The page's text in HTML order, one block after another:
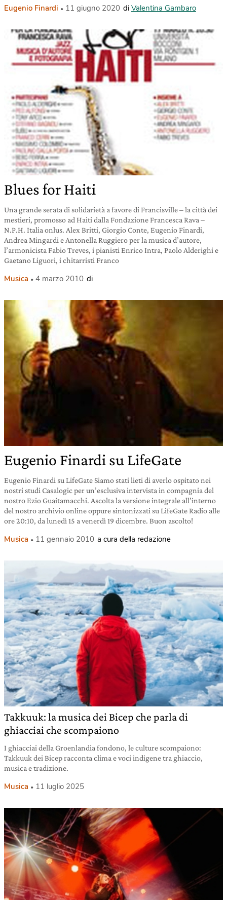
Eugenio Finardi 11 giugno 2020 di Valentina Gambaro
Blues for Haiti
Una grande serata di solidarietà a favore di Francisville – la città dei
mestieri, promosso ad Haiti dalla Fondazione Francesca Rava –
N.P.H. Italia onlus. Alex Britti, Giorgio Conte, Eugenio Finardi,
Andrea Mingardi e Antonella Ruggiero per la musica d’autore,
l’armonicista Fabio Treves, i pianisti Enrico Intra, Paolo Alderighi e
Gaetano Liguori, i chitarristi Franco
Musica 4 marzo 2010 di
Eugenio Finardi su LifeGate
Eugenio Finardi su LifeGate Siamo stati lieti di averlo ospitato nei
nostri studi Casalogic per un’esclusiva intervista in compagnia del
nostro Ezio Guaitamacchi. Ascolta la versione integrale all’interno
del nostro archivio online oppure sintonizzati su LifeGate Radio alle
ore 20:10, da lunedì 15 a venerdì 19 dicembre. Buon ascolto!
Musica 11 gennaio 2010 a cura della redazione
Takkuuk: la musica dei Bicep che parla di
ghiacciai che scompaiono
I ghiacciai della Groenlandia fondono, le culture scompaiono:
Takkuuk dei Bicep racconta clima e voci indigene tra ghiaccio,
musica e tradizione.
Musica 11 luglio 2025